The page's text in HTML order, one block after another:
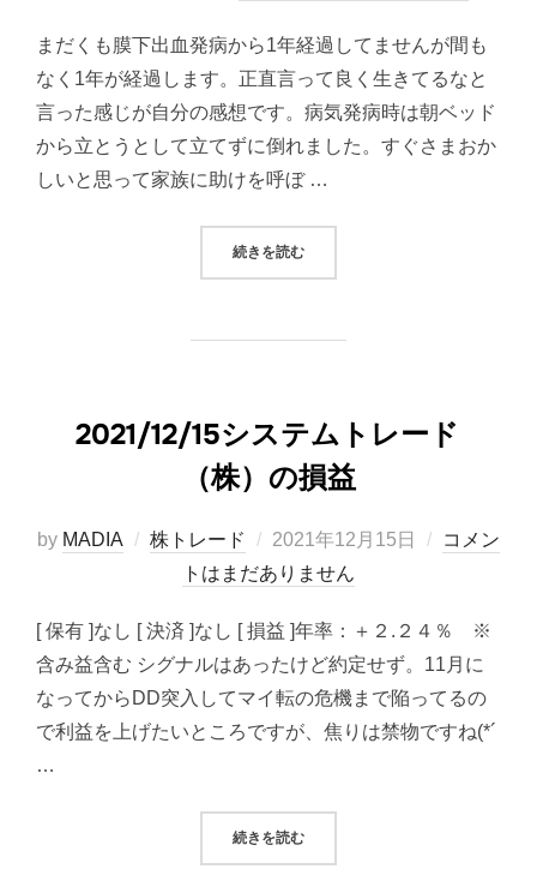
まだくも膜下出血発病から1年経過してませんが間も
なく1年が経過します。正直言って良く生きてるなと
言った感じが自分の感想です。病気発病時は朝ベッド
から立とうとして立てずに倒れました。すぐさまおか
しいと思って家族に助けを呼ぼ …
続きを読む“もうすぐ病気発病から1年・・・”
2021/12/15システムトレード
（株）の損益
by MADIA 株トレード
投
稿
2021年12月15日
コメン
トはまだありません
[ 保有 ]なし [ 決済 ]なし [ 損益 ]年率：＋２.２４％ ※
含み益含む シグナルはあったけど約定せず。11月に
なってからDD突入してマイ転の危機まで陥ってるの
で利益を上げたいところですが、焦りは禁物ですね(*´
…
続きを読む“2021/12/15システムトレード（株